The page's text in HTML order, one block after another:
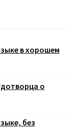
в хорошем
о
без